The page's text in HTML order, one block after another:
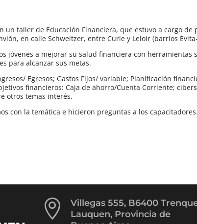
un taller de Educación Financiera, que estuvo a cargo de
en calle Schweitzer, entre Curie y Leloir (barrios
jóvenes a mejorar su salud financiera con herramientas
para alcanzar sus metas.
Egresos; Gastos Fijos/ variable; Planificación
financieros: Caja de ahorro/Cuenta Corriente;
otros temas interés.
con la temática e hicieron preguntas a los capacitadores.

Villegas 555, B6400
Lauquen, Provincia de